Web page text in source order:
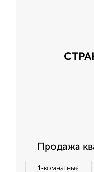
Продажа
1‑комнатные